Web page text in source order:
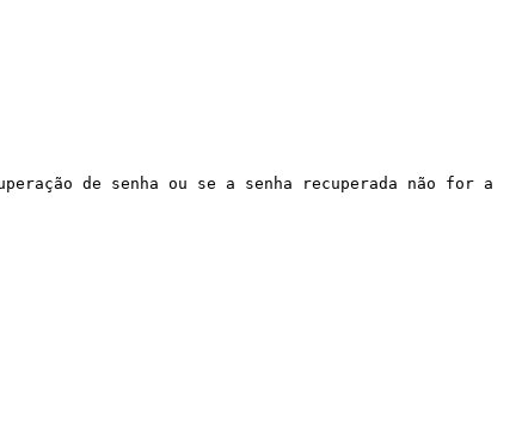
de senha ou se a senha recuperada não for a